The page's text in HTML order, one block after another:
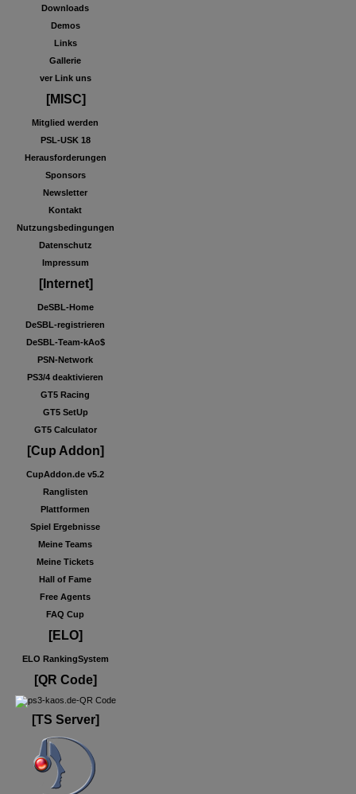
Downloads
Demos
Links
Gallerie
ver Link uns
[MISC]
Mitglied werden
PSL-USK 18
Herausforderungen
Sponsors
Newsletter
Kontakt
Nutzungsbedingungen
Datenschutz
Impressum
[Internet]
DeSBL-Home
DeSBL-registrieren
DeSBL-Team-kAo$
PSN-Network
PS3/4 deaktivieren
GT5 Racing
GT5 SetUp
GT5 Calculator
[Cup Addon]
CupAddon.de v5.2
Ranglisten
Plattformen
Spiel Ergebnisse
Meine Teams
Meine Tickets
Hall of Fame
Free Agents
FAQ Cup
[ELO]
ELO RankingSystem
[QR Code]
[TS Server]